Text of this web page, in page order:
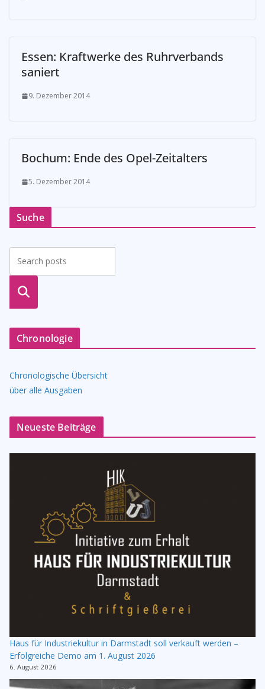
Essen: Kraftwerke des Ruhrverbands
saniert
9. Dezember 2014
Bochum: Ende des Opel-Zeitalters
5. Dezember 2014
Suche
suche
Chronologie
Chronologische Übersicht
über alle Ausgaben
Neueste Beiträge
Haus für Industriekultur in Darmstadt soll verkauft werden –
Erfolgreiche Demo am 1. August 2026
6. August 2026